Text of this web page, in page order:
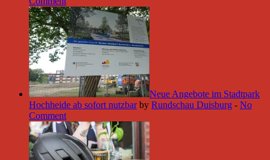
Neue Angebote im Stadtpark
Hochheide ab sofort nutzbar by Rundschau Duisburg - No
Comment